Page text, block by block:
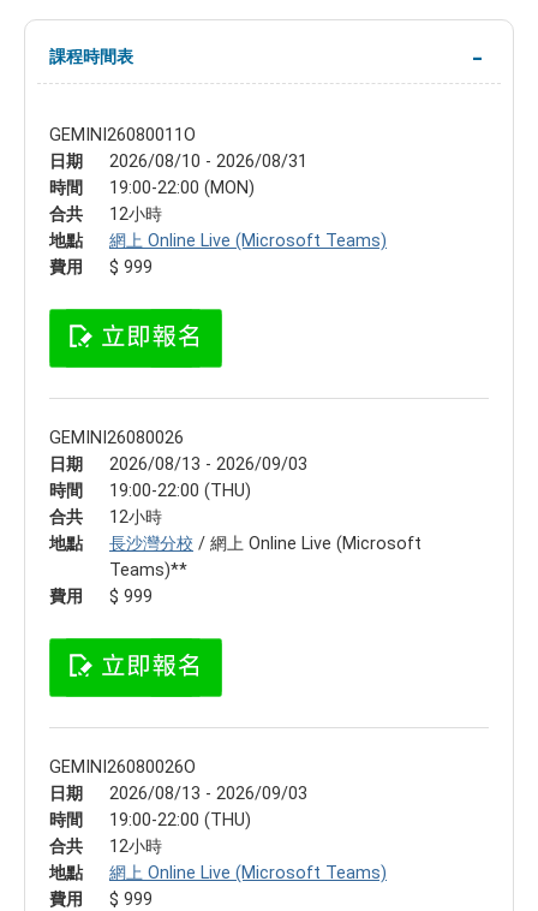
課程時間表
GEMINI26080011O
日期
2026/08/10 - 2026/08/31
時間
19:00-22:00 (MON)
合共
12小時
地點
網上 Online Live (Microsoft Teams)
費用
$ 999
GEMINI26080026
日期
2026/08/13 - 2026/09/03
時間
19:00-22:00 (THU)
合共
12小時
地點
長沙灣分校 / 網上 Online Live (Microsoft
Teams)**
費用
$ 999
GEMINI26080026O
日期
2026/08/13 - 2026/09/03
時間
19:00-22:00 (THU)
合共
12小時
地點
網上 Online Live (Microsoft Teams)
費用
$ 999